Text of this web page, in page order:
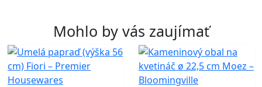
Mohlo by vás zaujímať